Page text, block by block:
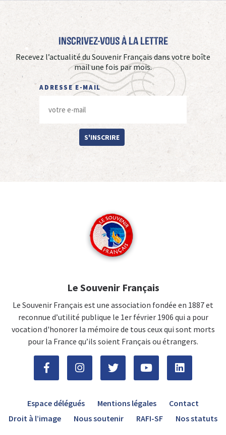
Inscrivez-vous à La Lettre
Recevez l’actualité du Souvenir Français dans votre boîte
mail une fois par mois.
ADRESSE E-MAIL
S'INSCRIRE
Le Souvenir Français
Le Souvenir Français est une association fondée en 1887 et
reconnue d’utilité publique le 1er février 1906 qui a pour
vocation d'honorer la mémoire de tous ceux qui sont morts
pour la France qu’ils soient Français ou étrangers.
Espace délégués Mentions légales
Contact
Droit à l’image
Nous soutenir RAFI-SF Nos statuts